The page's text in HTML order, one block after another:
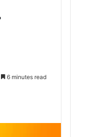
6 minutes read